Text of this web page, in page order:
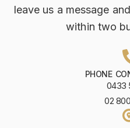
leave us a message
within two
PHONE
0433
02